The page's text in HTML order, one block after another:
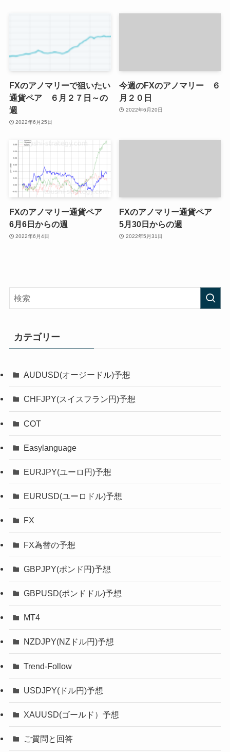
FXのアノマリーで狙いたい
通貨ペア ６月２７日～の
週
2022年6月25日
今週のFXのアノマリー ６
月２０日
2022年6月20日
FXのアノマリー通貨ペア
6月6日からの週
2022年6月4日
FXのアノマリー通貨ペア
5月30日からの週
2022年5月31日
カテゴリー
AUDUSD(オージードル)予想
CHFJPY(スイスフラン円)予想
COT
Easylanguage
EURJPY(ユーロ円)予想
EURUSD(ユーロドル)予想
FX
FX為替の予想
GBPJPY(ポンド円)予想
GBPUSD(ポンドドル)予想
MT4
NZDJPY(NZドル円)予想
Trend-Follow
USDJPY(ドル円)予想
XAUUSD(ゴールド）予想
ご質問と回答